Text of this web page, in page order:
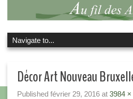
Décor Art Nouveau
Published février 29, 2016 at 3984 ×